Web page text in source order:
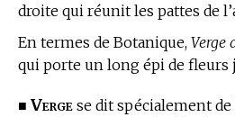
droite qui réunit les pattes de
En termes de Botanique, Verge
qui porte un long épi de fleurs
■ Verge se dit spécialement